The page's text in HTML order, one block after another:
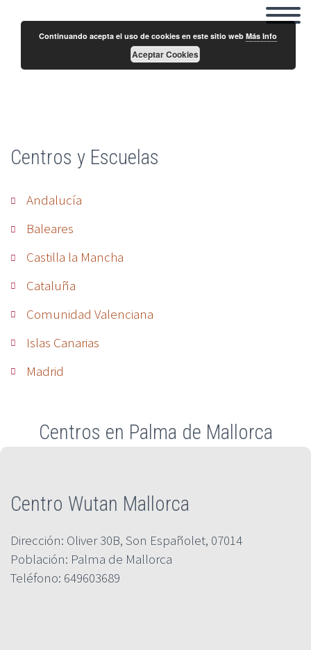
Centros Baleares
Centros y Escuelas
Andalucía
Baleares
Castilla la Mancha
Cataluña
Comunidad Valenciana
Islas Canarias
Madrid
Centros en Palma de Mallorca
Centro Wutan Mallorca
Dirección: Oliver 30B, Son Españolet, 07014
Población: Palma de Mallorca
Teléfono: 649603689
Continuando acepta el uso de cookies en este sitio webMás Info
Aceptar Cookies